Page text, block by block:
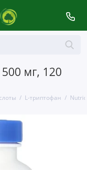
мг, 120
L-триптофан